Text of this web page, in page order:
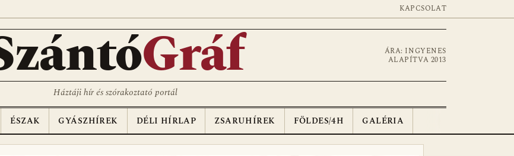
KAPCSOLAT
Gráf
ÁRA: INGYENES
ALAPÍTVA 2013
Háztáji hír és szórakoztató portál
ÉSZAK GYÁSZHÍREK DÉLI HÍRLAP ZSARUHÍREK FÖLDES/4H GALÉRIA